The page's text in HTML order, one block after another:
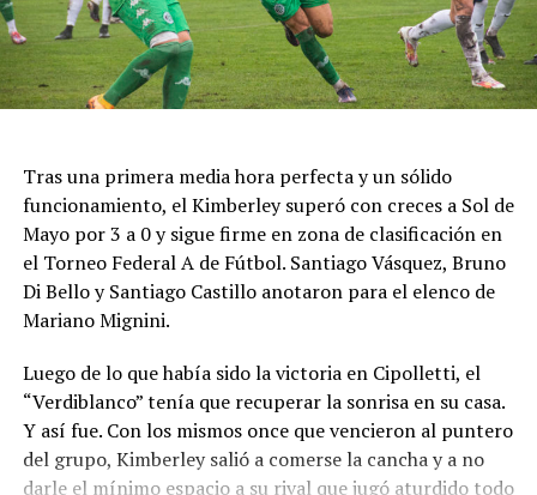
Tras una primera media hora perfecta y un sólido
funcionamiento, el Kimberley superó con creces a Sol de
Mayo por 3 a 0 y sigue firme en zona de clasificación en
el Torneo Federal A de Fútbol. Santiago Vásquez, Bruno
Di Bello y Santiago Castillo anotaron para el elenco de
Mariano Mignini.
Luego de lo que había sido la victoria en Cipolletti, el
“Verdiblanco” tenía que recuperar la sonrisa en su casa.
Y así fue. Con los mismos once que vencieron al puntero
del grupo, Kimberley salió a comerse la cancha y a no
darle el mínimo espacio a su rival que jugó aturdido todo